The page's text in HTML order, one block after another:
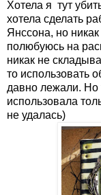
Хотела я тут
хотела сделать
Янссона, но
полюбуюсь на
никак не
то использовать
давно лежали. Но
использовала
не удалась)